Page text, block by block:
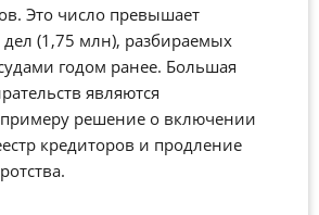
Это число превышает
дел (1,75 млн), разбираемых
годом ранее. Большая
являются
решение о включении
кредиторов и продление